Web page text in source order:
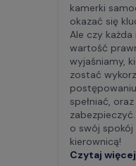
kamerki
okazać się
Ale czy
wartość
wyjaśniamy,
zostać
spełniać,
o swój
kierownicą!
Czytaj więcej